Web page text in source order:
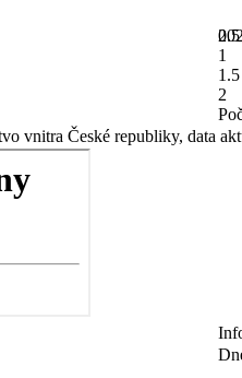
0.5
1
1.5
2
vnitra České republiky, data